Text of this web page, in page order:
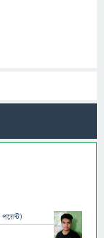
পয়েন্ট)